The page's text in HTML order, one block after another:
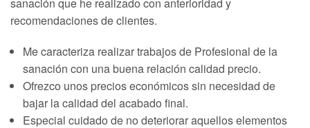
sanación que he realizado con anterioridad y
recomendaciones de clientes.
Me caracteriza realizar trabajos de Profesional de la
sanación con una buena relación calidad precio.
Ofrezco unos precios económicos sin necesidad de
bajar la calidad del acabado final.
Especial cuidado de no deteriorar aquellos elementos